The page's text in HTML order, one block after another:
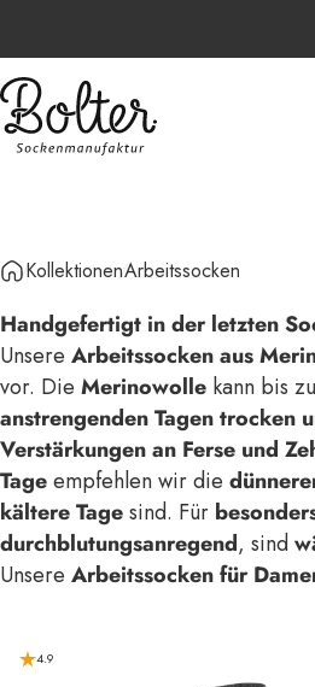
Bolter Sockenmanufaktur
KollektionenArbeitssocken
Handgefertigt in der letzten
Unsere Arbeitssocken aus
vor. Die Merinowolle kann bis zu
anstrengenden Tagen trocken
Verstärkungen an Ferse und
Tageempfehlen wir die
kältere Tagesind. Für
durchblutungsanregend, sind
Unsere Arbeitssocken für
4.9